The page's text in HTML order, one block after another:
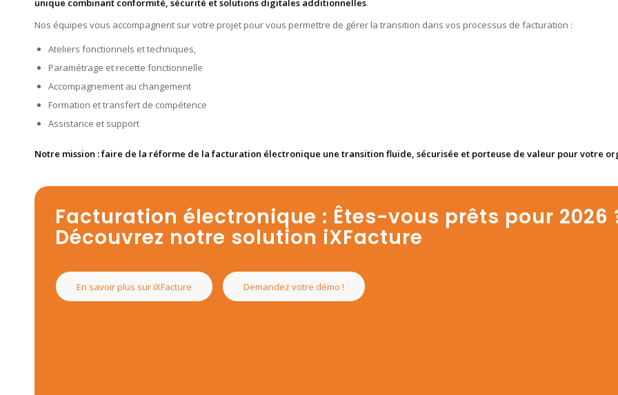
unique combinant conformité, sécurité et solutions digitales additionnelles.
Nos équipes vous accompagnent sur votre projet pour vous permettre de gérer la transition dans vos processus de facturation :
Ateliers fonctionnels et techniques,
Paramétrage et recette fonctionnelle
Accompagnement au changement
Formation et transfert de compétence
Assistance et support
Notre mission : faire de la réforme de la facturation électronique une transition fluide, sécurisée et porteuse de valeur pour votre
Facturation électronique : Êtes-vous prêts pour 2026
Découvrez notre solution iXFacture
En savoir plus sur iXFacture Demandez votre démo !